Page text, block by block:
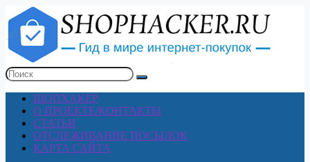
ШОПХАКЕР
О ПРОЕКТЕ/КОНТАКТЫ
СТАТЬИ
ОТСЛЕЖИВАНИЕ ПОСЫЛОК
КАРТА САЙТА